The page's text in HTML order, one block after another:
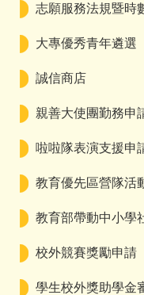
志願服務法規暨時
大專優秀青年遴選
誠信商店
親善大使團勤務申
啦啦隊表演支援申
教育優先區營隊活
教育部帶動中小學
校外競賽獎勵申請
學生校外獎助學金